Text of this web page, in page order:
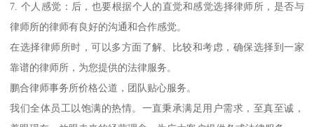
7. 个人感觉：后，也要根据个人的直觉和感觉选择律师所，是否与
律师所的律师有良好的沟通和合作感觉。
在选择律师所时，可以多方面了解、比较和考虑，确保选择到一家
靠谱的律师所，为您提供的法律服务。
鹏合律师事务所价格公道，团队贴心服务。
我们全体员工以饱满的热情。一直秉承满足用户需求，至真至诚，